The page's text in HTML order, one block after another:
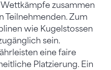
zusammen
Zum
wie Kugelstossen
sein.
eine faire
Platzierung. Ein